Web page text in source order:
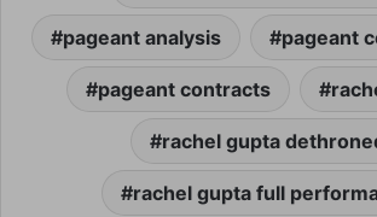
pageant analysis pageant
pageant contracts
rachel gupta
rachel gupta full